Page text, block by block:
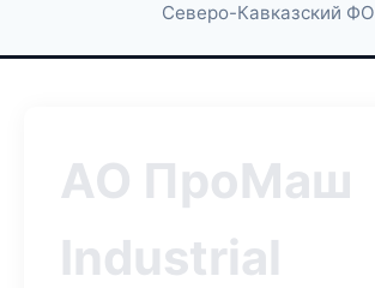
Северо-Кавказский ФО
АО ПроМаш
Industrial